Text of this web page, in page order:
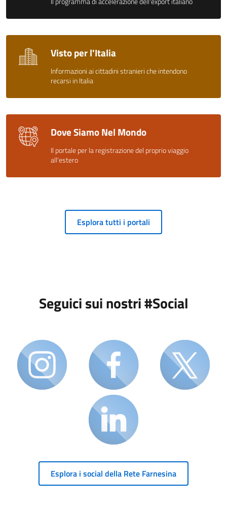
Visto per l'Italia
Informazioni ai cittadini stranieri che intendono
recarsi in Italia
Dove Siamo Nel Mondo
Il portale per la registrazione del proprio viaggio
all'estero
Esplora tutti i portali
Seguici sui nostri #Social
Esplora i social della Rete Farnesina